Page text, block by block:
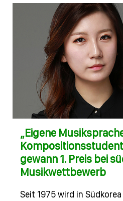
„Eigene
gewann 1. Preis bei
Musikwettbewerb
Seit 1975 wird in